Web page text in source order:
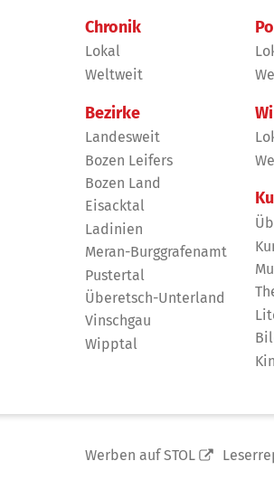
Chronik
Lokal
Weltweit
Bezirke
Landesweit
Bozen Leifers
Bozen Land
Eisacktal
Ladinien
Meran-Burggrafenamt
Pustertal
Überetsch-Unterland
Vinschgau
Wipptal
Werben auf STOL